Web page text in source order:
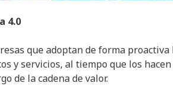
4.0
que adoptan de forma
y servicios, al tiempo que los
de la cadena de valor.